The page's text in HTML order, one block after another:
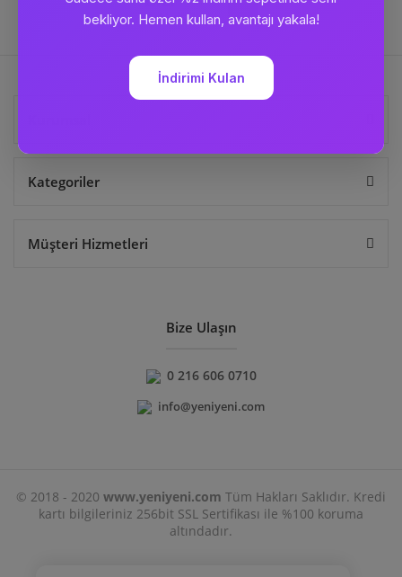
Takip Edin
Kategoriler
Müşteri Hizmetleri
Bize Ulaşın
0 216 606 0710
info@yeniyeni.com
© 2018 - 2020 www.yeniyeni.com Tüm Hakları Saklıdır. Kredi
kartı bilgileriniz 256bit SSL Sertifikası ile %100 koruma
altındadır.